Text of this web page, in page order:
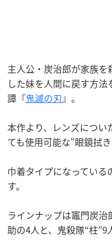
主人公・炭治郎が家族
した妹を人間に戻す方
譚『鬼滅の刃』。
本作より、レンズについ
ても使用可能な“眼鏡拭
巾着タイプになっている
す。
ラインナップは竈門炭
助の4人と、鬼殺隊“柱”9